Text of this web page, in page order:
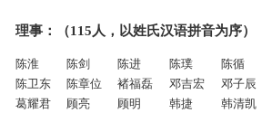
理事：（115人，以姓氏汉语拼音为序）
陈淮 陈剑 陈进 陈璞 陈循
陈卫东
陈章位 褚福磊 邓吉宏 邓子辰
葛耀君
顾亮 顾明 韩捷 韩清凯